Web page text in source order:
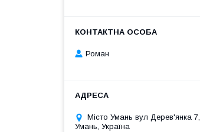
Роман
Місто Умань вул Дерев'янка 7,
Умань, Україна